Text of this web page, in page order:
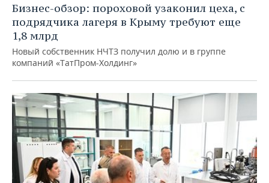
Бизнес-обзор: пороховой узаконил цеха, с
подрядчика лагеря в Крыму требуют еще
1,8 млрд
Новый собственник НЧТЗ получил долю и в группе
компаний «ТатПром-Холдинг»